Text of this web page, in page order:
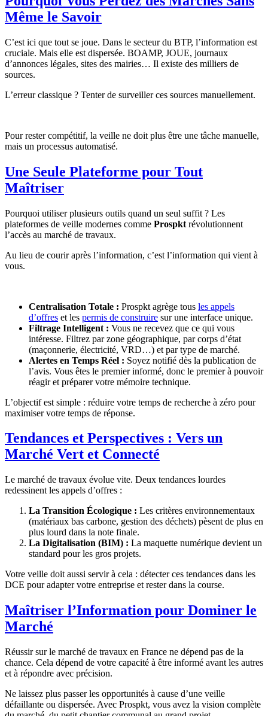
Même le Savoir
C’est ici que tout se joue. Dans le secteur du BTP, l’information est
cruciale. Mais elle est dispersée. BOAMP, JOUE, journaux
d’annonces légales, sites des mairies… Il existe des milliers de
sources.
L’erreur classique ? Tenter de surveiller ces sources manuellement.
Pour rester compétitif, la veille ne doit plus être une tâche manuelle,
mais un processus automatisé.
Une Seule Plateforme pour Tout
Maîtriser
Pourquoi utiliser plusieurs outils quand un seul suffit ? Les
plateformes de veille modernes comme Prospkt révolutionnent
l’accès au marché de travaux.
Au lieu de courir après l’information, c’est l’information qui vient à
vous.
Centralisation Totale : Prospkt agrège tous les appels
d’offres et les permis de construire sur une interface unique.
Filtrage Intelligent : Vous ne recevez que ce qui vous
intéresse. Filtrez par zone géographique, par corps d’état
(maçonnerie, électricité, VRD…) et par type de marché.
Alertes en Temps Réel : Soyez notifié dès la publication de
l’avis. Vous êtes le premier informé, donc le premier à pouvoir
réagir et préparer votre mémoire technique.
L’objectif est simple : réduire votre temps de recherche à zéro pour
maximiser votre temps de réponse.
Tendances et Perspectives : Vers un
Marché Vert et Connecté
Le marché de travaux évolue vite. Deux tendances lourdes
redessinent les appels d’offres :
La Transition Écologique : Les critères environnementaux
(matériaux bas carbone, gestion des déchets) pèsent de plus en
plus lourd dans la note finale.
La Digitalisation (BIM) : La maquette numérique devient un
standard pour les gros projets.
Votre veille doit aussi servir à cela : détecter ces tendances dans les
DCE pour adapter votre entreprise et rester dans la course.
Maîtriser l’Information pour Dominer le
Marché
Réussir sur le marché de travaux en France ne dépend pas de la
chance. Cela dépend de votre capacité à être informé avant les autres
et à répondre avec précision.
Ne laissez plus passer les opportunités à cause d’une veille
défaillante ou dispersée. Avec Prospkt, vous avez la vision complète